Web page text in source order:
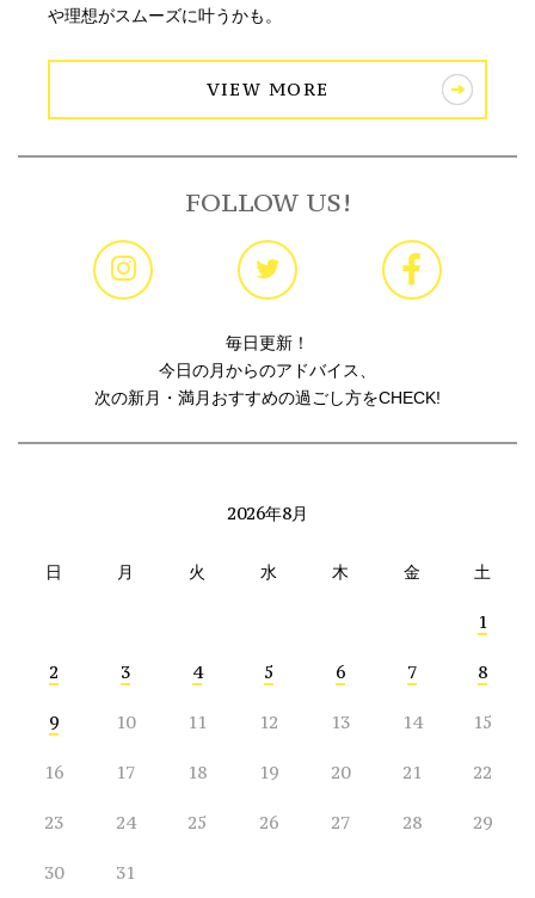
や理想がスムーズに叶うかも。
VIEW MORE
FOLLOW US!
毎日更新！
今日の月からのアドバイス、
次の新月・満月おすすめの過ごし方をCHECK!
2026年8月
日 月 火 水 木 金 土
1
2 3 4 5 6 7 8
9 10 11 12 13 14 15
16 17 18 19 20 21 22
23 24 25 26 27 28 29
30 31